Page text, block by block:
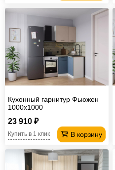
мешки
Мебель
ротанга
Садовая
мебель
Косметологическое
оборудование
Кухонный гарнитур Фьюжен
1000х1000
23 910 ₽
В корзину
Купить в 1 клик